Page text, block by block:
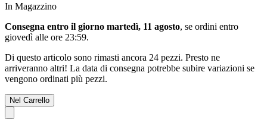
In Magazzino
Consegna entro il giorno martedì, 11 agosto, se ordini entro
giovedì alle ore 23:59.
Di questo articolo sono rimasti ancora 24 pezzi. Presto ne
arriveranno altri! La data di consegna potrebbe subire variazioni se
vengono ordinati più pezzi.
Nel Carrello